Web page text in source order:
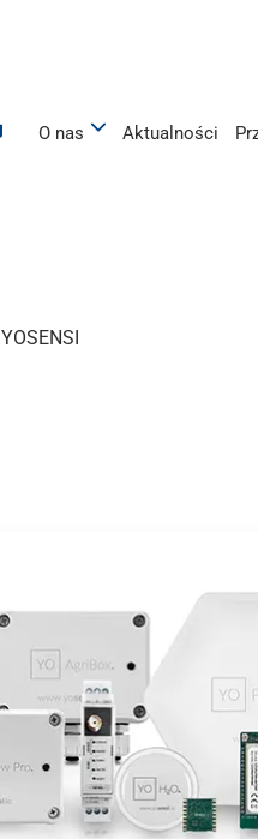
O nas Aktualności
YOSENSI